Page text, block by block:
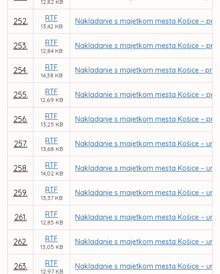
12,82 KB
252. RTF
13,42 KB
Nakladanie s majetkom mesta Košice –
253. RTF
12,84 KB
Nakladanie s majetkom mesta Košice –
254. RTF
14,38 KB
Nakladanie s majetkom mesta Košice -
255. RTF
12,69 KB
Nakladanie s majetkom mesta Košice –
256. RTF
13,25 KB
Nakladanie s majetkom mesta Košice –
257. RTF
13,68 KB
Nakladanie s majetkom mesta Košice –
258. RTF
14,02 KB
Nakladanie s majetkom mesta Košice –
259. RTF
13,37 KB
Nakladanie s majetkom mesta Košice –
261. RTF
12,85 KB
Nakladanie s majetkom mesta Košice –
262. RTF
13,05 KB
Nakladanie s majetkom mesta Košice –
263. RTF
12,97 KB
Nakladanie s majetkom mesta Košice –